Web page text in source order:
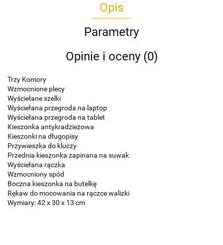
Opis
Parametry
Opinie i oceny (0)
Trzy Komory
Wzmocnione plecy
Wyściełane szelki
Wyściełana przegroda na laptop
Wyściełana przegroda na tablet
Kieszonka antykradzieżowa
Kieszonki na długopisy
Przywieszka do kluczy
Przednia kieszonka zapinana na suwak
Wyściełana rączka
Wzmocniony spód
Boczna kieszonka na butelkę
Rękaw do mocowania na rączce walizki
Wymiary: 42 x 30 x 13 cm